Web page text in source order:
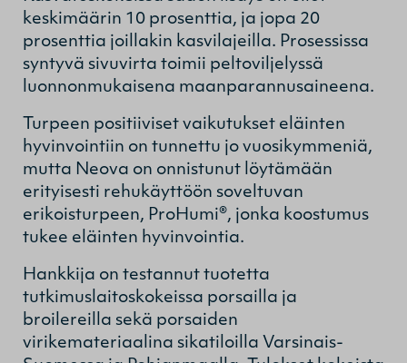
keskimäärin 10 prosenttia, ja jopa 20
prosenttia joillakin kasvilajeilla. Prosessissa
syntyvä sivuvirta toimii peltoviljelyssä
luonnonmukaisena maanparannusaineena.
Turpeen positiiviset vaikutukset eläinten
hyvinvointiin on tunnettu jo vuosikymmeniä,
mutta Neova on onnistunut löytämään
erityisesti rehukäyttöön soveltuvan
erikoisturpeen, ProHumi®, jonka koostumus
tukee eläinten hyvinvointia.
Hankkija on testannut tuotetta
tutkimuslaitoskokeissa porsailla ja
broilereilla sekä porsaiden
virikemateriaalina sikatiloilla Varsinais-